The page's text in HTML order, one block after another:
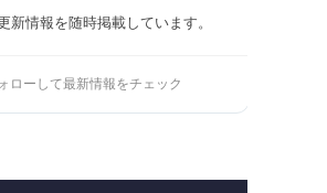
新情報を随時掲載しています。
ローして最新情報をチェック